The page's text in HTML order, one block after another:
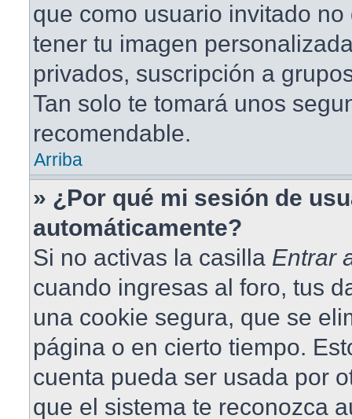
que como usuario invitado
tener tu imagen
privados, suscripción a
Tan solo te tomará unos
recomendable.
Arriba
» ¿Por qué mi sesión de
automáticamente?
Si no activas la casilla Entrar
cuando ingresas al foro, tus
una cookie segura, que se
página o en cierto tiempo.
cuenta pueda ser usada por
que el sistema te reconozca